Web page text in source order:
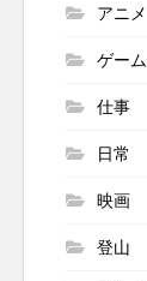
アニメ
ゲーム
仕事
日常
映画
登山